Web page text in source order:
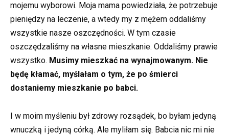
mojemu wyborowi. Moja mama powiedziała, że potrzebuje
pieniędzy na leczenie, a wtedy my z mężem oddaliśmy
wszystkie nasze oszczędności. W tym czasie
oszczędzaliśmy na własne mieszkanie. Oddaliśmy prawie
wszystko. Musimy mieszkać na wynajmowanym. Nie
będę kłamać, myślałam o tym, że po śmierci
dostaniemy mieszkanie po babci.
I w moim myśleniu był zdrowy rozsądek, bo byłam jedyną
wnuczką i jedyną córką. Ale myliłam się. Babcia nic mi nie